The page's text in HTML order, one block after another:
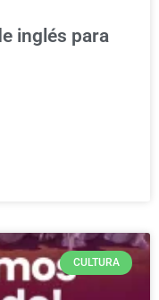
inglés para
CULTURA